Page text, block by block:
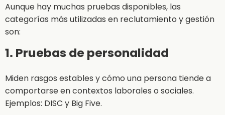
Aunque hay muchas pruebas disponibles, las
categorías más utilizadas en reclutamiento y gestión
son:
1. Pruebas de personalidad
Miden rasgos estables y cómo una persona tiende a
comportarse en contextos laborales o sociales.
Ejemplos: DISC y Big Five.